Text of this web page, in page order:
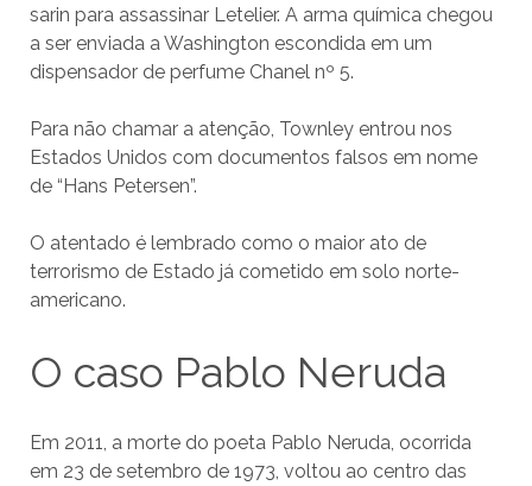
sarin para assassinar Letelier. A arma química chegou
a ser enviada a Washington escondida em um
dispensador de perfume Chanel nº 5.
Para não chamar a atenção, Townley entrou nos
Estados Unidos com documentos falsos em nome
de “Hans Petersen”.
O atentado é lembrado como o maior ato de
terrorismo de Estado já cometido em solo norte-
americano.
O caso Pablo Neruda
Em 2011, a morte do poeta Pablo Neruda, ocorrida
em 23 de setembro de 1973, voltou ao centro das